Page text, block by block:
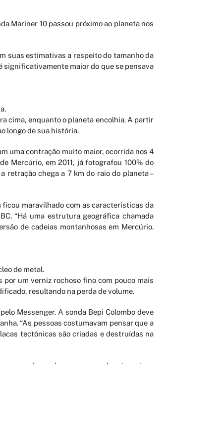
Mariner 10 passou próximo ao planeta nos
suas estimativas a respeito do tamanho da
significativamente maior do que se pensava
cima, enquanto o planeta encolhia. A partir
longo de sua história.
uma contração muito maior, ocorrida nos 4
Mercúrio, em 2011, já fotografou 100% do
retração chega a 7 km do raio do planeta –
maravilhado com as características da
“Há uma estrutura geográfica chamada
de cadeias montanhosas em Mercúrio.
de metal.
por um verniz rochoso fino com pouco mais
resultando na perda de volume.
Messenger. A sonda Bepi Colombo deve
“As pessoas costumavam pensar que a
tectônicas são criadas e destruídas na
eram formadas porque o planeta estava